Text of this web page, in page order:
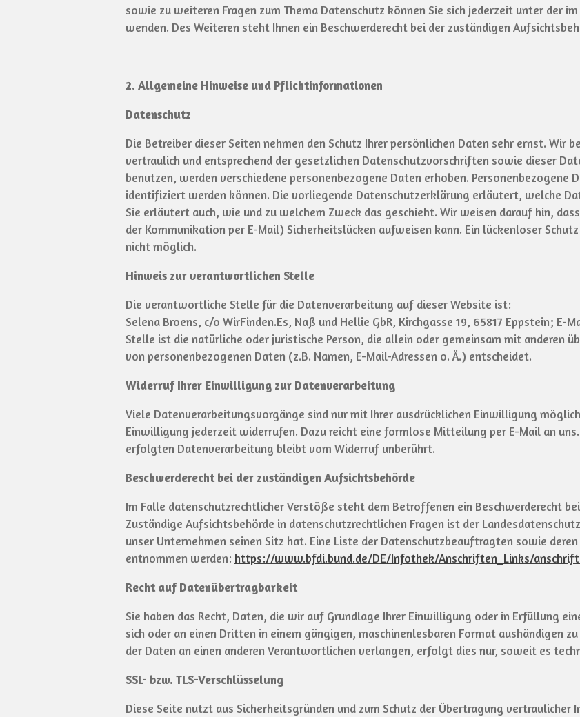
sowie zu weiteren Fragen zum Thema Datenschutz können Sie sich jederzeit unter der
wenden. Des Weiteren steht Ihnen ein Beschwerderecht bei der zuständigen
2. Allgemeine Hinweise und Pflichtinformationen
Datenschutz
Die Betreiber dieser Seiten nehmen den Schutz Ihrer persönlichen Daten sehr ernst. Wir
vertraulich und entsprechend der gesetzlichen Datenschutzvorschriften sowie dieser
benutzen, werden verschiedene personenbezogene Daten erhoben. Personenbezogene
identifiziert werden können. Die vorliegende Datenschutzerklärung erläutert, welche
Sie erläutert auch, wie und zu welchem Zweck das geschieht. Wir weisen darauf hin,
der Kommunikation per E-Mail) Sicherheitslücken aufweisen kann. Ein lückenloser
nicht möglich.
Hinweis zur verantwortlichen Stelle
Die verantwortliche Stelle für die Datenverarbeitung auf dieser Website ist:
Selena Broens, c/o WirFinden.Es, Naß und Hellie GbR, Kirchgasse 19, 65817 Eppstein; E-
Stelle ist die natürliche oder juristische Person, die allein oder gemeinsam mit anderen
von personenbezogenen Daten (z.B. Namen, E-Mail-Adressen o. Ä.) entscheidet.
Widerruf Ihrer Einwilligung zur Datenverarbeitung
Viele Datenverarbeitungsvorgänge sind nur mit Ihrer ausdrücklichen Einwilligung
Einwilligung jederzeit widerrufen. Dazu reicht eine formlose Mitteilung per E-Mail an
erfolgten Datenverarbeitung bleibt vom Widerruf unberührt.
Beschwerderecht bei der zuständigen Aufsichtsbehörde
Im Falle datenschutzrechtlicher Verstöße steht dem Betroffenen ein Beschwerderecht
Zuständige Aufsichtsbehörde in datenschutzrechtlichen Fragen ist der
unser Unternehmen seinen Sitz hat. Eine Liste der Datenschutzbeauftragten sowie
entnommen werden: https://www.bfdi.bund.de/DE/Infothek/Anschriften_Links/
Recht auf Datenübertragbarkeit
Sie haben das Recht, Daten, die wir auf Grundlage Ihrer Einwilligung oder in Erfüllung
sich oder an einen Dritten in einem gängigen, maschinenlesbaren Format aushändigen
der Daten an einen anderen Verantwortlichen verlangen, erfolgt dies nur, soweit es
SSL- bzw. TLS-Verschlüsselung
Diese Seite nutzt aus Sicherheitsgründen und zum Schutz der Übertragung